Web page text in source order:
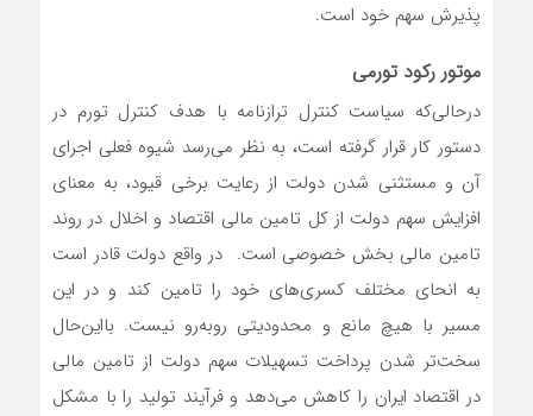
پذیرش سهم خود است.
موتور رکود تورمی
در‌حالی‌که سیاست کنترل ترازنامه با هدف کنترل تورم در
دستور کار قرار گرفته است، به نظر می‌رسد شیوه فعلی اجرای
آن و مستثنی شدن دولت از رعایت برخی قیود، به معنای
افزایش سهم دولت از کل تامین مالی اقتصاد و اخلال در روند
تامین مالی بخش خصوصی است. در واقع دولت قادر است
به انحای مختلف کسری‌های خود را تامین کند و در این
مسیر با هیچ مانع و محدودیتی روبه‌رو نیست. با‌این‌حال
سخت‌تر شدن پرداخت تسهیلات سهم دولت از تامین مالی
در اقتصاد ایران را کاهش می‌دهد و فرآیند تولید را با مشکل